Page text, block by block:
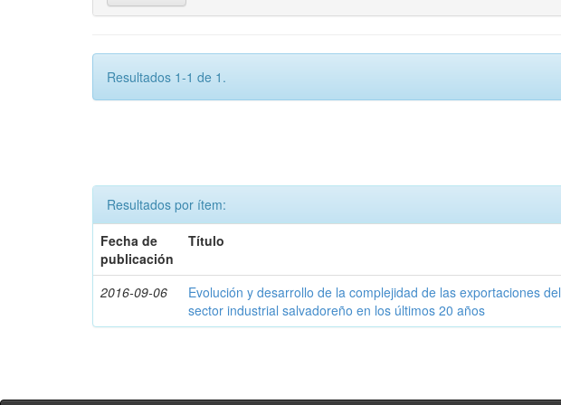
Resultados 1-1 de 1.
Resultados por ítem:
Fecha de
publicación
Título
2016-09-06
Evolución y desarrollo de la complejidad de las exportaciones del
sector industrial salvadoreño en los últimos 20 años